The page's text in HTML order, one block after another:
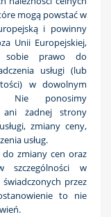
mogą powstać w
i powinny
Unii Europejskiej,
sobie prawo do
usługi (lub
w dowolnym
Nie ponosimy
ani żadnej strony
zmiany ceny,
usług.
do zmiany cen oraz
szczególności w
przez
to nie